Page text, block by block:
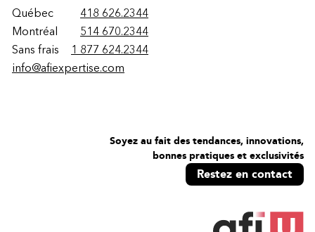
Québec
418 626.2344
Montréal
514 670.2344
Sans frais
1 877 624.2344
info@afiexpertise.com
Soyez au fait des tendances, innovations,
bonnes pratiques et exclusivités
Restez en contact